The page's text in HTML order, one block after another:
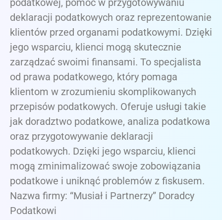
podatkowej, pomoc w przygotowywaniu
deklaracji podatkowych oraz reprezentowanie
klientów przed organami podatkowymi. Dzięki
jego wsparciu, klienci mogą skutecznie
zarządzać swoimi finansami. To specjalista
od prawa podatkowego, który pomaga
klientom w zrozumieniu skomplikowanych
przepisów podatkowych. Oferuje usługi takie
jak doradztwo podatkowe, analiza podatkowa
oraz przygotowywanie deklaracji
podatkowych. Dzięki jego wsparciu, klienci
mogą zminimalizować swoje zobowiązania
podatkowe i uniknąć problemów z fiskusem.
Nazwa firmy: “Musiał i Partnerzy” Doradcy
Podatkowi